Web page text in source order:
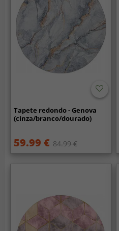
Tapete redondo - Genova
(cinza/branco/dourado)
59.99 € 84.99 €